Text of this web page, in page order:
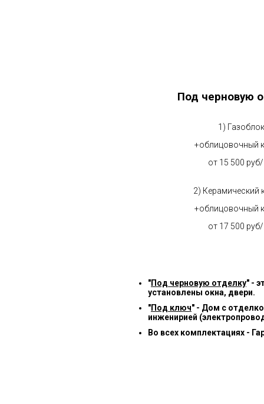
Под черновую
1) Газоблок
+облицовочный
от 15 500
2) Керамический
+облицовочный
от 17 500
"Под черновую отделку" -
установлены окна, двери.
"Под ключ" - Дом с
инженирией
Во всех комплектациях -